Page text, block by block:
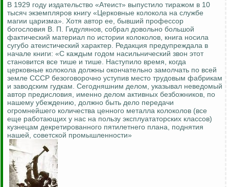
В 1929 году издательство «Атеист» выпустило тиражом в 10
тысяч экземпляров книгу «Церковные колокола на службе
магии царизма». Хотя автор ее, бывший профессор
богословия В. П. Гидулянов, собрал довольно большой
фактический материал по истории колоколов, книга носила
сугубо атеистический характер. Редакция предупреждала в
начале книги: «С каждым годом насильнический звон этот
становится все тише и тише. Наступило время, когда
церковные колокола должны окончательно замолчать по всей
земле СССР безоговорочно уступив место трудовым фабрикам
и заводским гудкам. Сегодняшним делом, указывал неведомый
автор предисловия, именно делом активных безбожников, по
нашему убеждению, должно быть дело передачи
огромнейшего количества ценного металла колоколов (все
еще работающих у нас на пользу эксплуататорских классов)
кузнецам декретированного пятилетнего плана, поднятия
нашей, советской промышленности»